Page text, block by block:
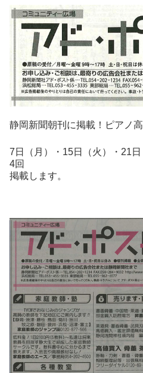
静岡新聞朝刊に掲載！ピアノ
7日（月）・15日（火 ）・21日
4回
掲載します。